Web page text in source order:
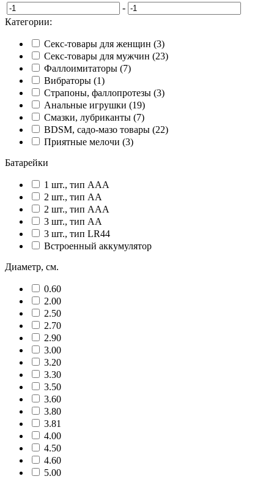
-
Категории:
Секс-товары для женщин (3)
Секс-товары для мужчин (23)
Фаллоимитаторы (7)
Вибраторы (1)
Страпоны, фаллопротезы (3)
Анальные игрушки (19)
Смазки, лубриканты (7)
BDSM, садо-мазо товары (22)
Приятные мелочи (3)
Батарейки
1 шт., тип AAA
2 шт., тип AA
2 шт., тип AAA
3 шт., тип AA
3 шт., тип LR44
Встроенный аккумулятор
Диаметр, см.
0.60
2.00
2.50
2.70
2.90
3.00
3.20
3.30
3.50
3.60
3.80
3.81
4.00
4.50
4.60
5.00